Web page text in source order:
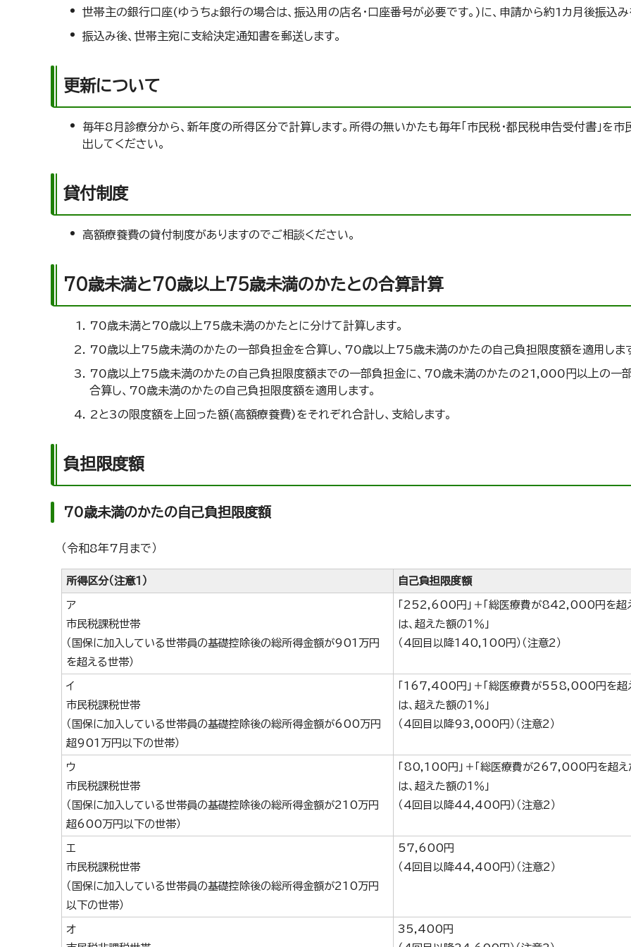
世帯主の銀行口座(ゆうちょ銀行の場合は、振込用の店名・口座番号が必要です。)に、申請から約1カ月後振込み
振込み後、世帯主宛に支給決定通知書を郵送します。
更新について
毎年8月診療分から、新年度の所得区分で計算します。所得の無いかたも毎年「市民税・都民税申告受付書」を市
出してください。
貸付制度
高額療養費の貸付制度がありますのでご相談ください。
70歳未満と70歳以上75歳未満のかたとの合算計算
70歳未満と70歳以上75歳未満のかたとに分けて計算します。
70歳以上75歳未満のかたの一部負担金を合算し、70歳以上75歳未満のかたの自己負担限度額を適用します
70歳以上75歳未満のかたの自己負担限度額までの一部負担金に、70歳未満のかたの21,000円以上の一
合算し、70歳未満のかたの自己負担限度額を適用します。
2と3の限度額を上回った額(高額療養費)をそれぞれ合計し、支給します。
負担限度額
70歳未満のかたの自己負担限度額
（令和8年7月まで）
所得区分（注意1） 自己負担限度額
ア
市民税課税世帯
（国保に加入している世帯員の基礎控除後の総所得金額が901万円
を超える世帯）
「252,600円」＋「総医療費が842,000円を超
は、超えた額の1％」
（4回目以降140,100円）（注意2）
イ
市民税課税世帯
（国保に加入している世帯員の基礎控除後の総所得金額が600万円
超901万円以下の世帯）
「167,400円」＋「総医療費が558,000円を超
は、超えた額の1％」
（4回目以降93,000円）（注意2）
ウ
市民税課税世帯
（国保に加入している世帯員の基礎控除後の総所得金額が210万円
超600万円以下の世帯）
「80,100円」＋「総医療費が267,000円を超え
は、超えた額の1％」
（4回目以降44,400円）（注意2）
エ
市民税課税世帯
（国保に加入している世帯員の基礎控除後の総所得金額が210万円
以下の世帯）
57,600円
（4回目以降44,400円）（注意2）
オ
35,400円